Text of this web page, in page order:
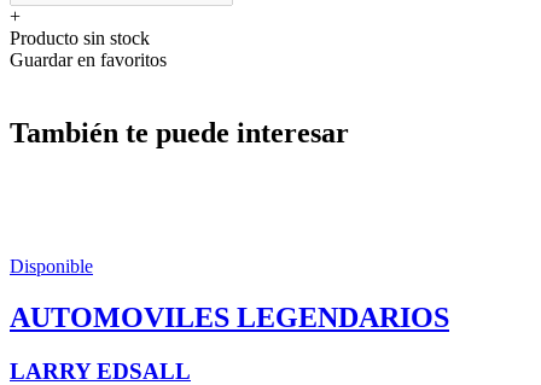
+
Producto sin stock
Guardar en favoritos
También te puede interesar
Disponible
AUTOMOVILES LEGENDARIOS
LARRY EDSALL